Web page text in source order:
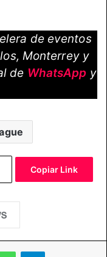
de eventos
Monterrey y
de WhatsApp y
Copiar Link
WhatsAppTelegram